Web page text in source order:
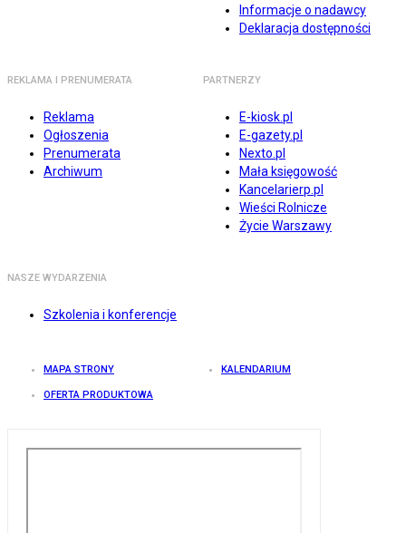
Informacje o nadawcy
Deklaracja dostępności
REKLAMA I PRENUMERATA
Reklama
Ogłoszenia
Prenumerata
Archiwum
PARTNERZY
E-kiosk.pl
E-gazety.pl
Nexto.pl
Mała księgowość
Kancelarierp.pl
Wieści Rolnicze
Życie Warszawy
NASZE WYDARZENIA
Szkolenia i konferencje
MAPA STRONY KALENDARIUM
OFERTA PRODUKTOWA